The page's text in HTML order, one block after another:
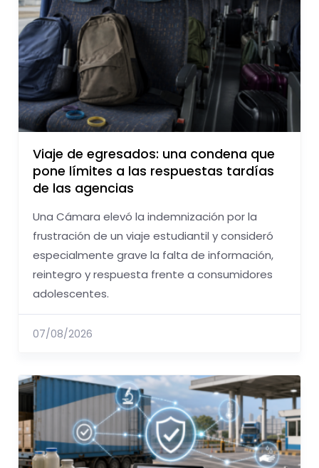
Viaje de egresados: una condena que
pone límites a las respuestas tardías
de las agencias
Una Cámara elevó la indemnización por la
frustración de un viaje estudiantil y consideró
especialmente grave la falta de información,
reintegro y respuesta frente a consumidores
adolescentes.
07/08/2026